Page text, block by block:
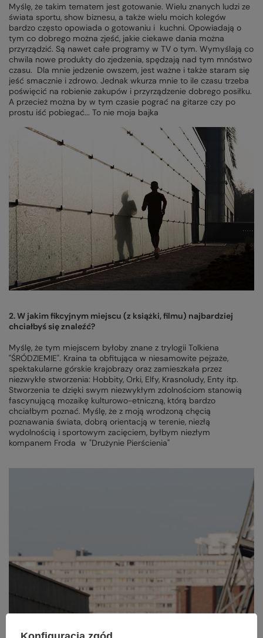
Myślę, że takim tematem jest gotowanie. Wielu znanych ludzi ze
świata sportu, show biznesu, a także wielu moich kolegów
bardzo często opowiada o gotowaniu i kuchni. Opowiadają o
tym co dobrego można zjeść, jakie ciekawe dania można
przyrządzić. Są nawet całe programy w TV o tym. Wymyślają co
chwila nowe produkty do zjedzenia, spędzają nad tym mnóstwo
czasu. Dla mnie jedzenie owszem, jest ważne i także staram się
jeść smacznie i zdrowo. Jednak wkurza mnie to ile czasu trzeba
poświęcić na robienie zakupów i przyrządzenie dobrego posiłku.
A przecież można by w tym czasie pograć na gitarze czy po
prostu iść pobiegać... To nie moja bajka
2. W jakim fikcyjnym miejscu (z książki, filmu) najbardziej
chciałbyś się znaleźć?
Myślę, że tym miejscem byłoby znane z trylogii Tolkiena
"ŚRÓDZIEMIE". Kraina ta obfitująca w niesamowite pejzaże,
spektakularne górskie krajobrazy oraz zamieszkała przez
niezwykłe stworzenia: Hobbity, Orki, Elfy, Krasnoludy, Enty itp.
Stworzenia te dzięki swym niezwykłym zdolnościom stanowią
fascynującą mozaikę kulturowo-etniczną, którą bardzo
chciałbym poznać. Myślę, że z moją wrodzoną chęcią
poznawania świata, dobrą orientacją w terenie, niezłą
wydolnością i sportowym zacięciem, byłbym niezłym
kompanem Froda w "Drużynie Pierścienia"